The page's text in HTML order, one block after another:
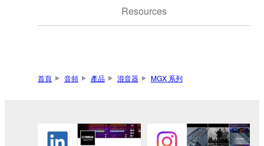
Resources
首頁 音頻 產品 混音器 MGX 系列